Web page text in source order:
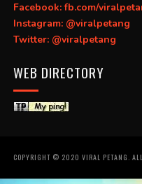
Facebook: fb.com/
Instagram: @viralpetang
Twitter: @viralpetang
WEB DIRECTORY
COPYRIGHT © 2020 VIRAL PETANG. ALL